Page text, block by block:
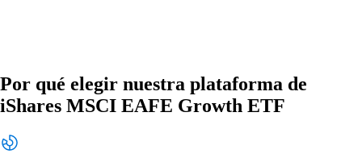
Por qué elegir nuestra plataforma de
iShares MSCI EAFE Growth ETF